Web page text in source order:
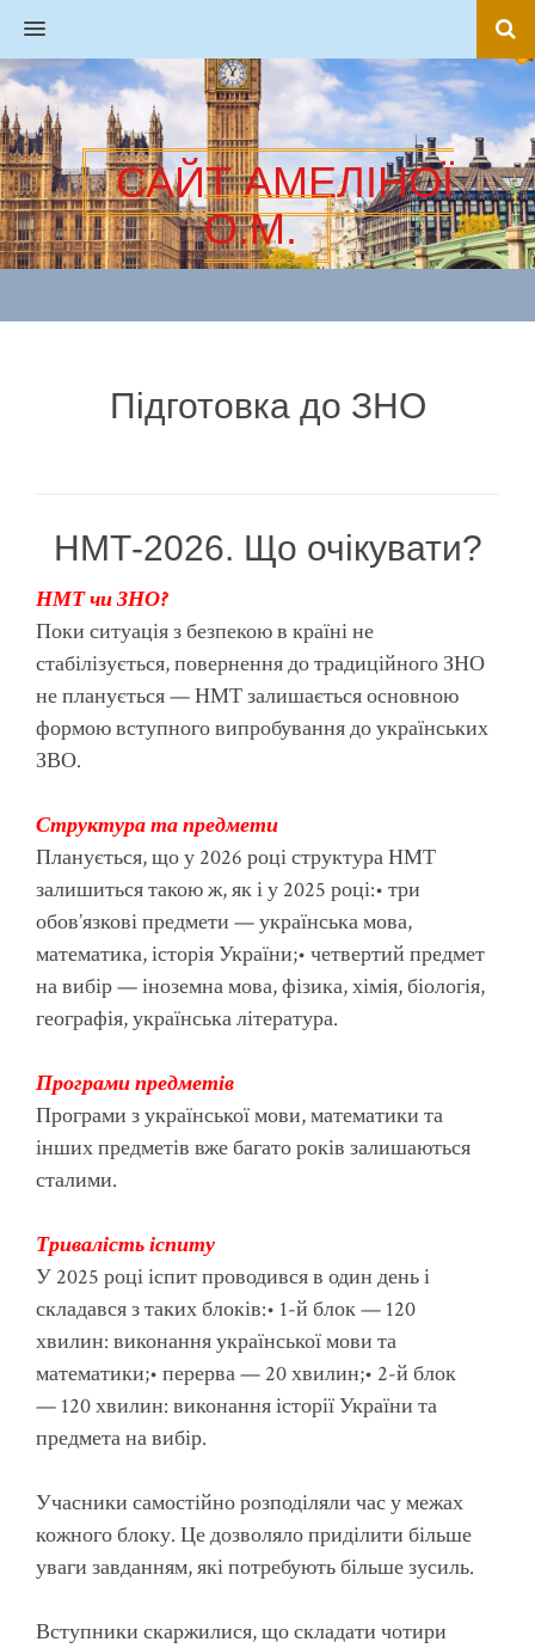
MENU
САЙТ АМЕЛІНОЇ
О.М.
Підготовка до ЗНО
НМТ-2026. Що очікувати?
НМТ чи ЗНО?
Поки ситуація з безпекою в країні не
стабілізується, повернення до традиційного ЗНО
не планується — НМТ залишається основною
формою вступного випробування до українських
ЗВО.
Структура та предмети
Планується, що у 2026 році структура НМТ
залишиться такою ж, як і у 2025 році:• три
обов’язкові предмети — українська мова,
математика, історія України;• четвертий предмет
на вибір — іноземна мова, фізика, хімія, біологія,
географія, українська література.
Програми предметів
Програми з української мови, математики та
інших предметів вже багато років залишаються
сталими.
Тривалість іспиту
У 2025 році іспит проводився в один день і
складався з таких блоків:• 1-й блок — 120
хвилин: виконання української мови та
математики;• перерва — 20 хвилин;• 2-й блок
— 120 хвилин: виконання історії України та
предмета на вибір.
Учасники самостійно розподіляли час у межах
кожного блоку. Це дозволяло приділити більше
уваги завданням, які потребують більше зусиль.
Вступники скаржилися, що складати чотири